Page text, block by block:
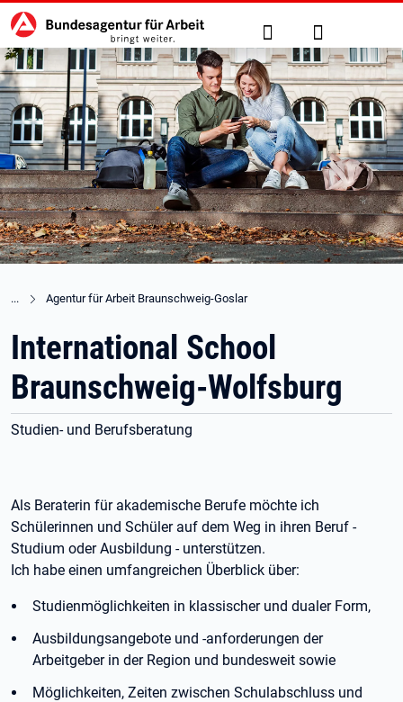
zu den Hauptinhalten springen
Hauptnavigation Suche Anmelden
Agentur für Arbeit Braunschweig-Goslar
International School
Braunschweig-Wolfsburg
Studien- und Berufsberatung
Als Beraterin für akademische Berufe möchte ich
Schülerinnen und Schüler auf dem Weg in ihren Beruf -
Studium oder Ausbildung - unterstützen.
Ich habe einen umfangreichen Überblick über:
Studienmöglichkeiten in klassischer und dualer Form,
Ausbildungsangebote und -anforderungen der
Arbeitgeber in der Region und bundesweit sowie
Möglichkeiten, Zeiten zwischen Schulabschluss und